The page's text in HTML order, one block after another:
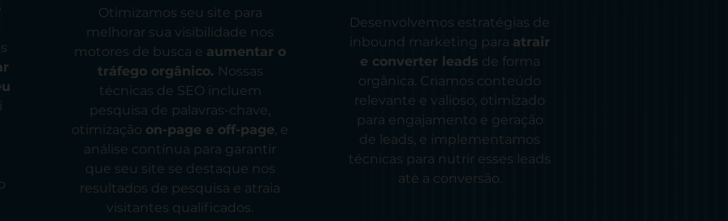
Otimizamos seu site para
melhorar sua visibilidade nos
motores de busca e aumentar o
tráfego orgânico. Nossas
técnicas de SEO incluem
pesquisa de palavras-chave,
otimização on-page e off-page, e
análise contínua para garantir
que seu site se destaque nos
resultados de pesquisa e atraia
visitantes qualificados.
Desenvolvemos estratégias de
inbound marketing para atrair
e converter leads de forma
orgânica. Criamos conteúdo
relevante e valioso, otimizado
para engajamento e geração
de leads, e implementamos
técnicas para nutrir esses leads
até a conversão.